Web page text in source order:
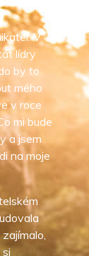
V
lídry
by to
mého
v roce
mi bude
a jsem
na moje
si